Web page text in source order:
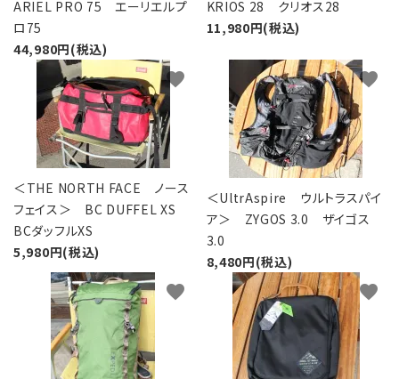
ARIEL PRO 75 エーリエルプ
ロ75
44,980円(税込)
KRIOS 28 クリオス28
11,980円(税込)
＜THE NORTH FACE ノース
フェイス＞ BC DUFFEL XS
BCダッフルXS
5,980円(税込)
favorite
＜UltrAspire ウルトラスパイ
ア＞ ZYGOS 3.0 ザイゴス
3.0
8,480円(税込)
favorite
favorite favorite